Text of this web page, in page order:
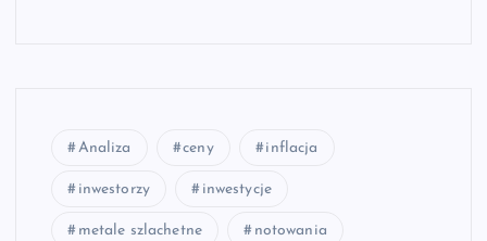
Analiza ceny inflacja
inwestorzy inwestycje
metale szlachetne notowania